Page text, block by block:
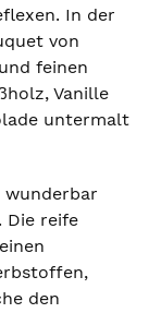
In der
von
feinen
Vanille
untermalt
wunderbar
Die reife
den